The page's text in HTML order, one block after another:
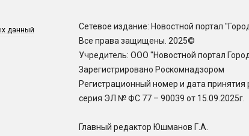
данный
Сетевое издание: Новостной портал
Все права защищены. 2025©
Учредитель: ООО "Новостной портал
Зарегистрировано Роскомнадзором
Регистрационный номер и дата
серия ЭЛ № ФС 77 – 90039 от 15.09.2025г.
Главный редактор Юшманов Г.А.